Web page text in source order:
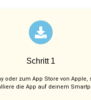
Schritt 1
oder zum App Store von Apple,
die App auf deinem